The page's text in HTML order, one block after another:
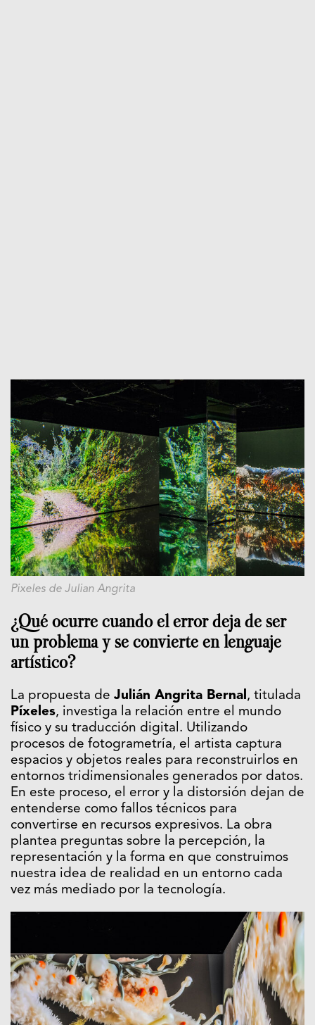
Pixeles de Julian Angrita
¿Qué ocurre cuando el error deja de ser
un problema y se convierte en lenguaje
artístico?
La propuesta de Julián Angrita Bernal, titulada
Píxeles, investiga la relación entre el mundo
físico y su traducción digital. Utilizando
procesos de fotogrametría, el artista captura
espacios y objetos reales para reconstruirlos en
entornos tridimensionales generados por datos.
En este proceso, el error y la distorsión dejan de
entenderse como fallos técnicos para
convertirse en recursos expresivos. La obra
plantea preguntas sobre la percepción, la
representación y la forma en que construimos
nuestra idea de realidad en un entorno cada
vez más mediado por la tecnología.